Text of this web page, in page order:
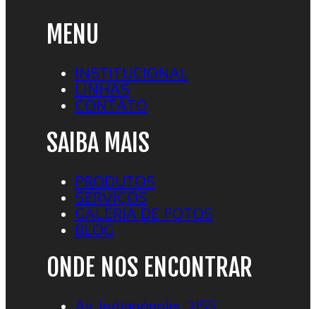
MENU
INSTITUCIONAL
LINHAS
CONTATO
SAIBA MAIS
PRODUTOS
SERVIÇOS
GALERIA DE FOTOS
BLOG
ONDE NOS ENCONTRAR
Av. Indianópolis, 2155